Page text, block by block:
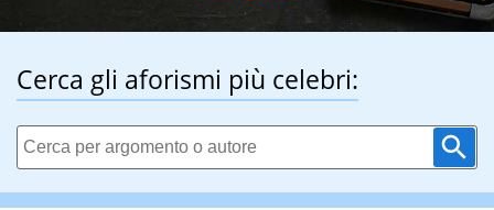
Cerca gli aforismi più celebri: